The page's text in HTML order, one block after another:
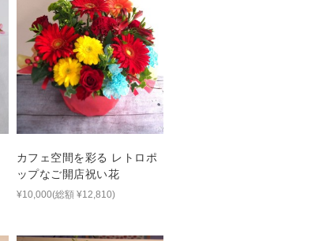
カフェ空間を彩る レトロポ
ップなご開店祝い花
¥10,000(総額 ¥12,810)